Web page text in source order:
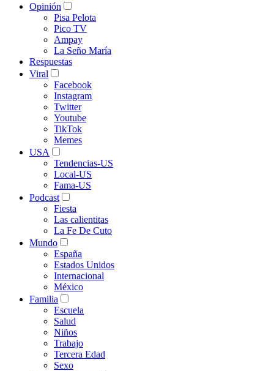
Opinión
Pisa Pelota
Pico TV
Ampay
La Seño María
Respuestas
Viral
Facebook
Instagram
Twitter
Youtube
TikTok
Memes
USA
Tendencias-US
Local-US
Fama-US
Podcast
Fiesta
Las calientitas
La Fe De Cuto
Mundo
España
Estados Unidos
Internacional
México
Familia
Escuela
Salud
Niños
Trabajo
Tercera Edad
Sexo